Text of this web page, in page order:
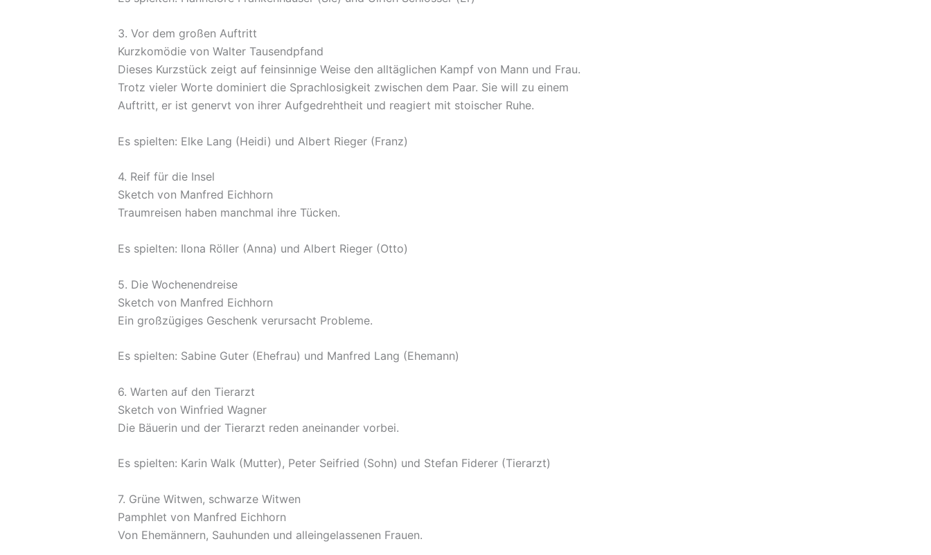
3. Vor dem großen Auftritt
Kurzkomödie von Walter Tausendpfand
Dieses Kurzstück zeigt auf feinsinnige Weise den alltäglichen Kampf von Mann und Frau.
Trotz vieler Worte dominiert die Sprachlosigkeit zwischen dem Paar. Sie will zu einem
Auftritt, er ist genervt von ihrer Aufgedrehtheit und reagiert mit stoischer Ruhe.
Es spielten: Elke Lang (Heidi) und Albert Rieger (Franz)
4. Reif für die Insel
Sketch von Manfred Eichhorn
Traumreisen haben manchmal ihre Tücken.
Es spielten: Ilona Röller (Anna) und Albert Rieger (Otto)
5. Die Wochenendreise
Sketch von Manfred Eichhorn
Ein großzügiges Geschenk verursacht Probleme.
Es spielten: Sabine Guter (Ehefrau) und Manfred Lang (Ehemann)
6. Warten auf den Tierarzt
Sketch von Winfried Wagner
Die Bäuerin und der Tierarzt reden aneinander vorbei.
Es spielten: Karin Walk (Mutter), Peter Seifried (Sohn) und Stefan Fiderer (Tierarzt)
7. Grüne Witwen, schwarze Witwen
Pamphlet von Manfred Eichhorn
Von Ehemännern, Sauhunden und alleingelassenen Frauen.